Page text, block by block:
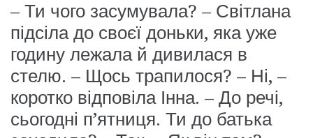
– Ти чого засумувала? – Світлана
підсіла до своєї доньки, яка уже
годину лежала й дивилася в
стелю. – Щось трапилося? – Ні, –
коротко відповіла Інна. – До речі,
сьогодні п’ятниця. Ти до батька